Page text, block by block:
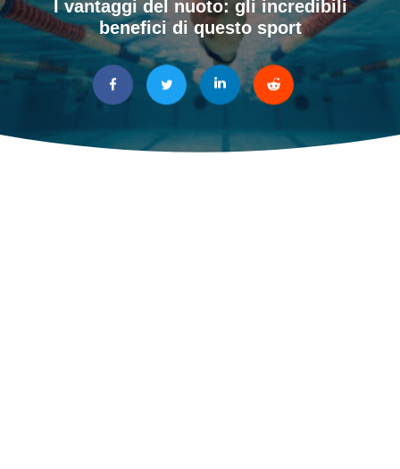
I vantaggi del nuoto: gli incredibili
benefici di questo sport